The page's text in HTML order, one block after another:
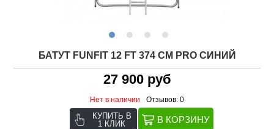
БАТУТ FUNFIT 12 FT 374 СМ PRO СИНИЙ
27 900 руб
Нет в наличии Отзывов: 0
КУПИТЬ В
1 КЛИК